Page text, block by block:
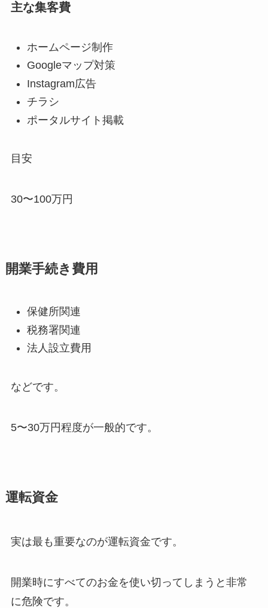
主な集客費
ホームページ制作
Googleマップ対策
Instagram広告
チラシ
ポータルサイト掲載
目安
30〜100万円
開業手続き費用
保健所関連
税務署関連
法人設立費用
などです。
5〜30万円程度が一般的です。
運転資金
実は最も重要なのが運転資金です。
開業時にすべてのお金を使い切ってしまうと非常
に危険です。